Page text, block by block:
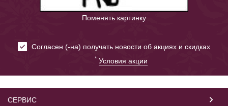
Поменять картинку
Cогласен (-на) получать новости об акциях и скидках
* Условия акции
СЕРВИС